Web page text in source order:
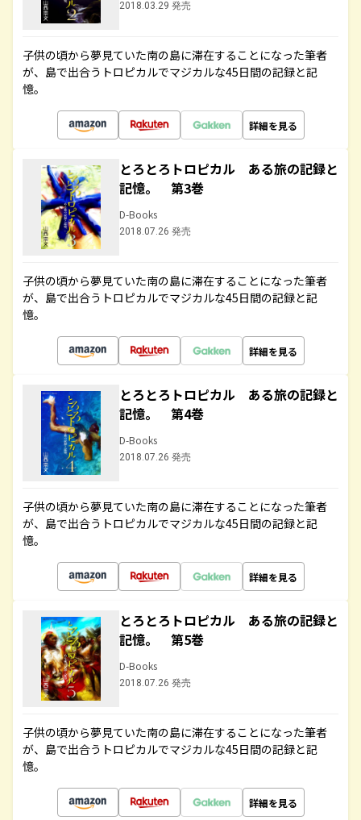
2018.03.29 発売
子供の頃から夢見ていた南の島に滞在することになった筆者
が、島で出合うトロピカルでマジカルな45日間の記録と記
憶。
詳細を見る
とろとろトロピカル ある旅の記録と
記憶。 第3巻
D-Books
2018.07.26 発売
子供の頃から夢見ていた南の島に滞在することになった筆者
が、島で出合うトロピカルでマジカルな45日間の記録と記
憶。
詳細を見る
とろとろトロピカル ある旅の記録と
記憶。 第4巻
D-Books
2018.07.26 発売
子供の頃から夢見ていた南の島に滞在することになった筆者
が、島で出合うトロピカルでマジカルな45日間の記録と記
憶。
詳細を見る
とろとろトロピカル ある旅の記録と
記憶。 第5巻
D-Books
2018.07.26 発売
子供の頃から夢見ていた南の島に滞在することになった筆者
が、島で出合うトロピカルでマジカルな45日間の記録と記
憶。
詳細を見る